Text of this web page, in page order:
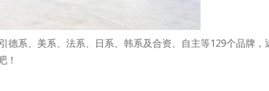
系、美系、法系、日系、韩系及合资、自主等129个品牌，
！